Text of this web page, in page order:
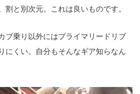
割と別次元。これは良いものです。
ブ乗り以外にはプライマリードリブ
にくい。自分もそんなギア知らなん